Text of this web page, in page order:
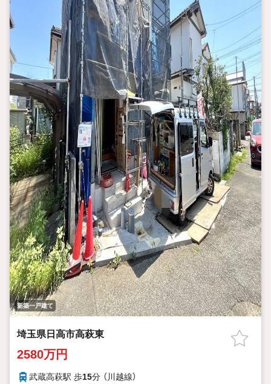
新築一戸建て
埼玉県日高市高萩東
2580万円
武蔵高萩駅 歩15分 （川越線）